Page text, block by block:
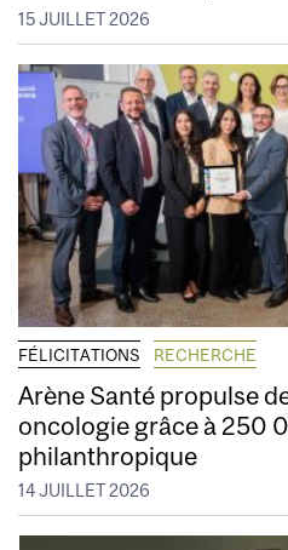
15 JUILLET 2026
FÉLICITATIONS RECHERCHE
Arène Santé propulse
oncologie grâce à 250
philanthropique
14 JUILLET 2026